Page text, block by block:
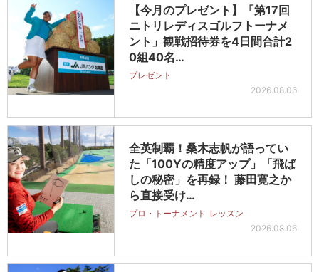
【今月のプレゼント】「第17回
ニトリレディスゴルフトーナメ
ント」観戦招待券を4日間合計2
0組40名…
プレゼント
2026.08.06
全英制覇！桑木志帆が語ってい
た「100Yの精度アップ」「飛ば
しの秘密」を再録！ 藤田寛之か
ら直接受け…
プロ・トーナメント レッスン
2026.08.06